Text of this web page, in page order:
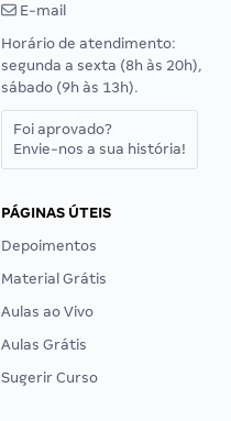
E-mail
Horário de atendimento:
segunda a sexta (8h às 20h),
sábado (9h às 13h).
Foi aprovado?
Envie-nos a sua história!
PÁGINAS ÚTEIS
Depoimentos
Material Grátis
Aulas ao Vivo
Aulas Grátis
Sugerir Curso